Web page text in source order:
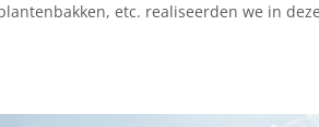
etc. realiseerden we in